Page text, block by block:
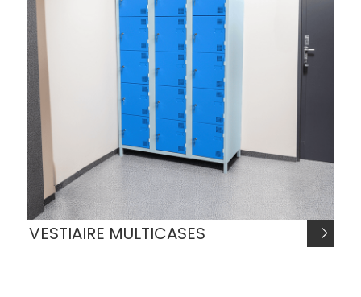
VESTIAIRE MULTICASES